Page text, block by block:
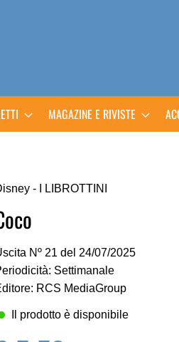
MAGAZINE E RIVISTE
- I LIBROTTINI
Nº 21 del 24/07/2025
Settimanale
RCS MediaGroup
Il prodotto è disponibile